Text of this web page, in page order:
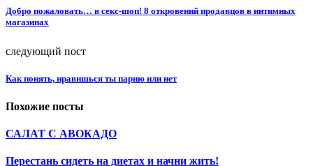
Добро пожаловать… в секс-шоп! 8 откровений продавцов в интимных
магазинах
следующий пост
Как понять, нравишься ты парню или нет
Похожие посты
САЛАТ С АВОКАДО
Перестань сидеть на диетах и начни жить!